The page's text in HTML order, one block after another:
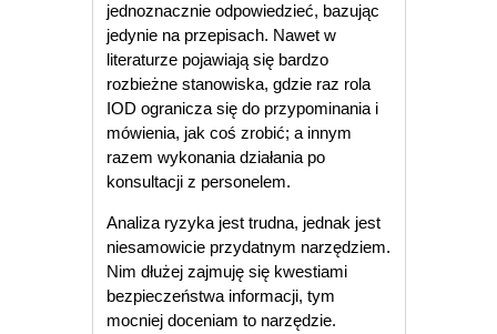
jednoznacznie odpowiedzieć, bazując
jedynie na przepisach. Nawet w
literaturze pojawiają się bardzo
rozbieżne stanowiska, gdzie raz rola
IOD ogranicza się do przypominania i
mówienia, jak coś zrobić; a innym
razem wykonania działania po
konsultacji z personelem.
Analiza ryzyka jest trudna, jednak jest
niesamowicie przydatnym narzędziem.
Nim dłużej zajmuję się kwestiami
bezpieczeństwa informacji, tym
mocniej doceniam to narzędzie.